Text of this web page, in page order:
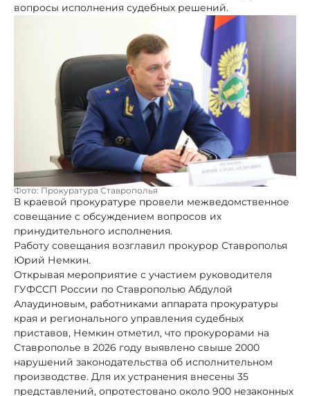
вопросы исполнения судебных решений.
Фото: Прокуратура Ставрополья
В краевой прокуратуре провели межведомственное
совещание с обсуждением вопросов их
принудительного исполнения.
Работу совещания возглавил прокурор Ставрополья
Юрий Немкин.
Открывая мероприятие с участием руководителя
ГУФССП России по Ставрополью Абдулой
Алаудиновым, работниками аппарата прокуратуры
края и регионального управления судебных
приставов, Немкин отметил, что прокурорами на
Ставрополье в 2026 году выявлено свыше 2000
нарушений законодательства об исполнительном
производстве. Для их устранения внесены 35
представлений, опротестовано около 900 незаконных